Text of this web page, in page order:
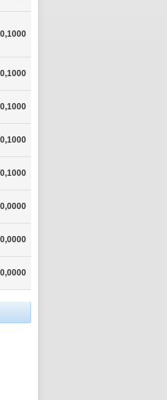
0,1000
0,1000
0,1000
0,1000
0,1000
0,0000
0,0000
0,0000